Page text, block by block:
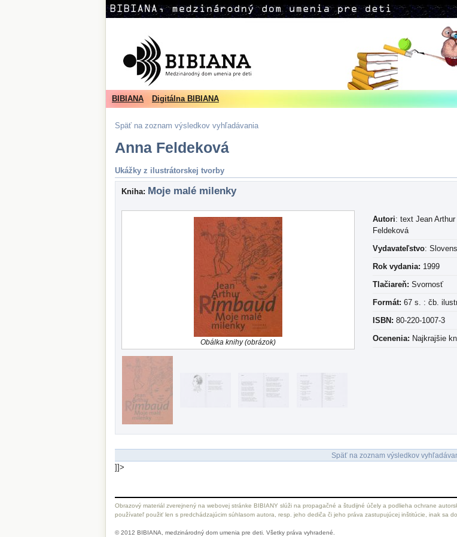
BIBIANA Digitálna BIBIANA
Späť na zoznam výsledkov vyhľadávania
Anna Feldeková
Ukážky z ilustrátorskej tvorby
Kniha: Moje malé milenky
Obálka knihy (obrázok)
Autori: text Jean
Feldeková
Vydavateľstvo:
Rok vydania: 1999
Tlačiareň: Svornosť
Formát: 67 s. : čb.
ISBN: 80-220-1007-3
Ocenenia: Najkrajšie
Späť na zoznam výsledkov
]]>
Obrazový materiál zverejnený na webovej stránke BIBIANY slúži na propagačné a študijné účely a podlieha ochrane
používateľ použiť len s predchádzajúcim súhlasom autora, resp. jeho dediča či jeho práva zastupujúcej inštitúcie, inak sa
© 2012 BIBIANA, medzinárodný dom umenia pre deti. Všetky práva vyhradené.